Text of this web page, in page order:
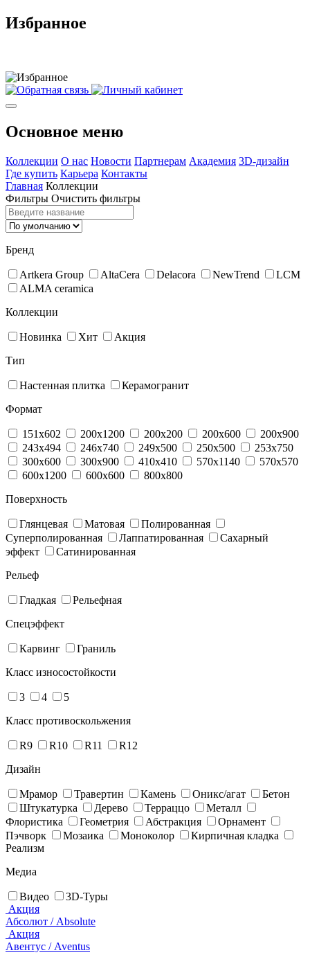
Избранное
Основное меню
Коллекции О нас Новости Партнерам Академия 3D-дизайн
Где купить Карьера Контакты
Главная Коллекции
Фильтры Очистить фильтры
Бренд
Artkera Group AltaCera Delacora NewTrend
LCM
ALMA ceramica
Коллекции
Новинка Хит
Акция
Тип
Настенная плитка
Керамогранит
Формат
151x602 200x1200 200x200 200x600
200x900
243x494
246x740 249x500 250x500
253x750
300x600
300x900 410x410 570x1140
570x570
600x1200
600x600
800x800
Поверхность
Глянцевая Матовая
Полированная
Суперполированная
Лаппатированная
Сахарный
эффект
Сатинированная
Рельеф
Гладкая
Рельефная
Спецэффект
Карвинг
Граниль
Класс износостойкости
3 4
5
Класс противоскольжения
R9 R10 R11
R12
Дизайн
Мрамор Травертин Камень Оникс/агат
Бетон
Штукатурка
Дерево Терраццо
Металл
Флористика
Геометрия Абстракция
Орнамент
Пэчворк
Мозаика Моноколор
Кирпичная кладка
Реализм
Медиа
Видео
3D-Туры
Акция
Абсолют / Absolute
Акция
Авентус / Aventus